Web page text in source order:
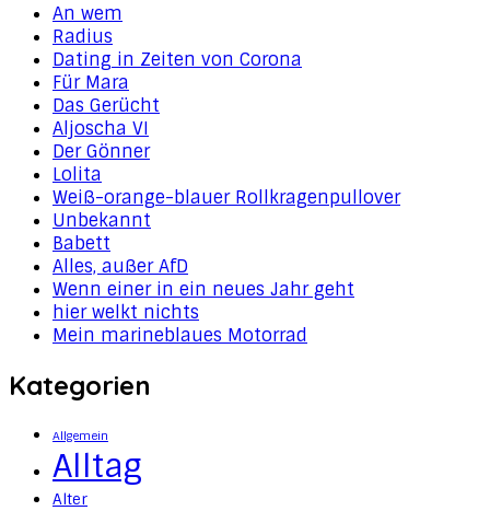
An wem
Radius
Dating in Zeiten von Corona
Für Mara
Das Gerücht
Aljoscha VI
Der Gönner
Lolita
Weiß-orange-blauer Rollkragenpullover
Unbekannt
Babett
Alles, außer AfD
Wenn einer in ein neues Jahr geht
hier welkt nichts
Mein marineblaues Motorrad
Kategorien
Allgemein
Alltag
Alter